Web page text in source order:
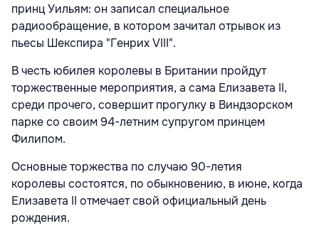
принц Уильям: он записал специальное
радиообращение, в котором зачитал отрывок из
пьесы Шекспира "Генрих VIII".
В честь юбилея королевы в Британии пройдут
торжественные мероприятия, а сама Елизавета II,
среди прочего, совершит прогулку в Виндзорском
парке со своим 94-летним супругом принцем
Филипом.
Основные торжества по случаю 90-летия
королевы состоятся, по обыкновению, в июне, когда
Елизавета II отмечает свой официальный день
рождения.